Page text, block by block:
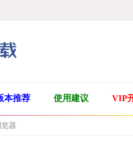
本推荐 使用建议 VIP
器